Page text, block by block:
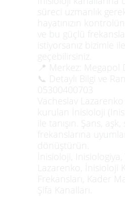
süreci uzmanlık
hayatınızın
ve bu güçlü
istiyorsanız bizimle
geçebilirsiniz.
📍 Merkez: Megapol
📞 Detaylı Bilgi ve
05300400703
Vacheslav Lazarenko
kurulan İnisioloji
ile tanışın. Şans, aşk,
frekanslarına
dönüştürün.
İnisioloji, Inisiologiya,
Lazarenko, İnisioloji
Frekansları, Kader
Şifa Kanalları.